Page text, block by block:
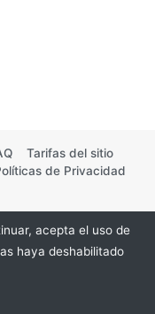
Tarifas del sitio
de Privacidad
acepta el uso de
haya deshabilitado